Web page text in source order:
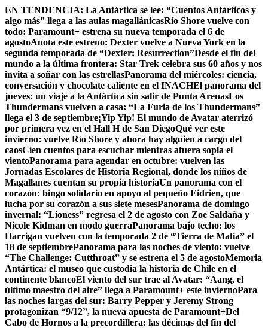
Skip
to
content
EN TENDENCIA: La Antártica se lee: “Cuentos Antárticos y
algo más” llega a las aulas magallánicasRío Shore vuelve con
todo: Paramount+ estrena su nueva temporada el 6 de
agostoAnota este estreno: Dexter vuelve a Nueva York en la
segunda temporada de “Dexter: Resurrection”Desde el fin del
mundo a la última frontera: Star Trek celebra sus 60 años y nos
invita a soñar con las estrellasPanorama del miércoles: ciencia,
conversación y chocolate caliente en el INACHEl panorama del
jueves: un viaje a la Antártica sin salir de Punta ArenasLos
Thundermans vuelven a casa: “La Furia de los Thundermans”
llega el 3 de septiembre¡Yip Yip! El mundo de Avatar aterrizó
por primera vez en el Hall H de San DiegoQué ver este
invierno: vuelve Río Shore y ahora hay alguien a cargo del
caosCien cuentos para escuchar mientras afuera sopla el
vientoPanorama para agendar en octubre: vuelven las
Jornadas Escolares de Historia Regional, donde los niños de
Magallanes cuentan su propia historiaUn panorama con el
corazón: bingo solidario en apoyo al pequeño Eidrien, que
lucha por su corazón a sus siete mesesPanorama de domingo
invernal: “Lioness” regresa el 2 de agosto con Zoe Saldaña y
Nicole Kidman en modo guerraPanorama bajo techo: los
Harrigan vuelven con la temporada 2 de “Tierra de Mafia” el
18 de septiembrePanorama para las noches de viento: vuelve
“The Challenge: Cutthroat” y se estrena el 5 de agostoMemoria
Antártica: el museo que custodia la historia de Chile en el
continente blancoEl viento del sur trae al Avatar: “Aang, el
último maestro del aire” llega a Paramount+ este inviernoPara
las noches largas del sur: Barry Pepper y Jeremy Strong
protagonizan “9/12”, la nueva apuesta de Paramount+Del
Cabo de Hornos a la precordillera: las décimas del fin del